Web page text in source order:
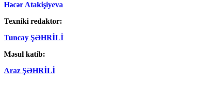
Həcər Atakişiyeva
Texniki redaktor:
Tuncay ŞƏHRİLİ
Məsul katib:
Araz ŞƏHRİLİ